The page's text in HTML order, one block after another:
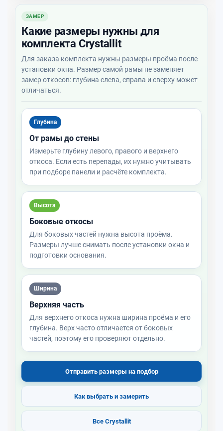
ЗАМЕР
Какие размеры нужны для
комплекта Crystallit
Для заказа комплекта нужны размеры проёма после
установки окна. Размер самой рамы не заменяет
замер откосов: глубина слева, справа и сверху может
отличаться.
Глубина
От рамы до стены
Измерьте глубину левого, правого и верхнего
откоса. Если есть перепады, их нужно учитывать
при подборе панели и расчёте комплекта.
Высота
Боковые откосы
Для боковых частей нужна высота проёма.
Размеры лучше снимать после установки окна и
подготовки основания.
Ширина
Верхняя часть
Для верхнего откоса нужна ширина проёма и его
глубина. Верх часто отличается от боковых
частей, поэтому его проверяют отдельно.
Отправить размеры на подбор
Как выбрать и замерить
Все Crystallit